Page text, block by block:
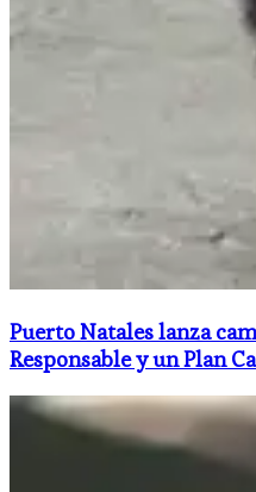
Puerto Natales lanza
Responsable y un Plan